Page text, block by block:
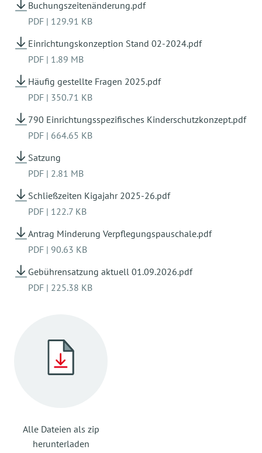
entsprechend angepasst.
Buchungszeitenänderung.pdf
PDF | 129.91 KB
Einrichtungskonzeption Stand 02-2024.pdf
PDF | 1.89 MB
Häufig gestellte Fragen 2025.pdf
PDF | 350.71 KB
790 Einrichtungsspezifisches Kinderschutzkonzept.pdf
PDF | 664.65 KB
Satzung
PDF | 2.81 MB
Schließzeiten Kigajahr 2025-26.pdf
PDF | 122.7 KB
Antrag Minderung Verpflegungspauschale.pdf
PDF | 90.63 KB
Gebührensatzung aktuell 01.09.2026.pdf
PDF | 225.38 KB
Alle Dateien als zip
herunterladen